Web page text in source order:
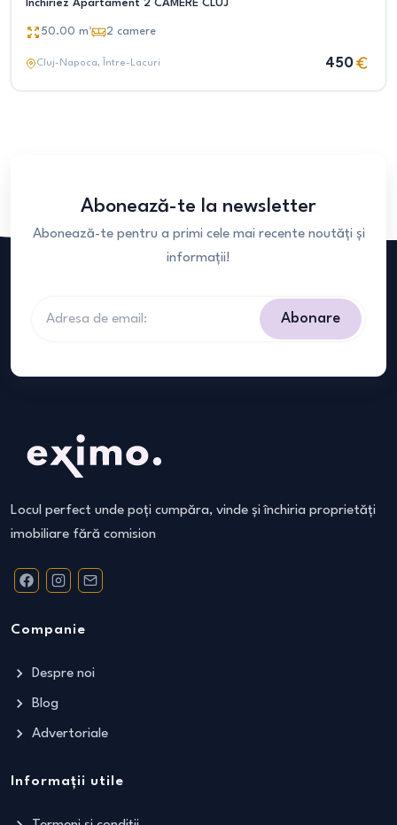
Inchiriez Apartament 2 CAMERE CLUJ
50.00 m² 2 camere
Cluj-Napoca, Între-Lacuri 450
Abonează-te la newsletter
Abonează-te pentru a primi cele mai recente noutăți și
informații!
Abonare
Locul perfect unde poți cumpăra, vinde și închiria proprietăți
imobiliare fără comision
Companie
Despre noi
Blog
Advertoriale
Informații utile